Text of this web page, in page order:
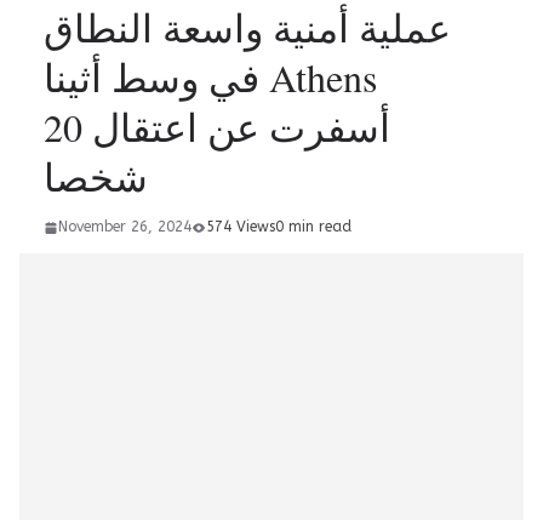
عملية أمنية واسعة النطاق
في وسط أثينا Athens
أسفرت عن اعتقال 20
شخصا
November 26, 2024 574 Views0 min read